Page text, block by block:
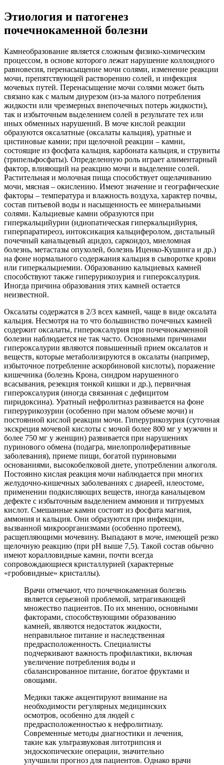
Этиология и патогенез
почечнокаменной болезни
Камнеобразование является сложным физико-химическим
процессом, в основе которого лежат нарушение коллоидного
равновесия, перенасыщение мочи солями, изменение реакции
мочи, препятствующей растворению солей, и инфекция
мочевых путей. Перенасыщение мочи солями может быть
связано как с малым диурезом (из-за малого потребления
жидкости или чрезмерных внепочечных потерь жидкости),
так и избыточным выделением солей в результате тех или
иных обменных нарушений. В моче кислой реакции
образуются оксалатные (оксалаты кальция), уратные и
цистиновые камни; при щелочной реакции – камни,
состоящие из фосфата кальция, карбоната кальция, и струвиты
(трипельфосфаты). Определенную роль играет алиментарный
фактор, влияющий на реакцию мочи и выделение солей.
Растительная и молочная пища способствует ощелачиванию
мочи, мясная – окислению. Имеют значение и географические
факторы – температура и влажность воздуха, характер почвы,
состав питьевой воды и насыщенность ее минеральными
солями. Кальциевые камни образуются при
гиперкальцийурии (идиопатическая гиперкальцийурия,
гиперпаратиреоз, интоксикация кальциферолом, дистальный
почечный канальцевый ацидоз, саркоидоз, миеломная
болезнь, метастазы опухолей, болезнь Иценко-Кушинга и др.)
на фоне нормального содержания кальция в сыворотке крови
или гиперкальциемии. Образованию кальциевых камней
способствуют также гиперурикозурия и гипероксалурия.
Иногда причина образования этих камней остается
неизвестной.
Оксалаты содержатся в 2/3 всех камней, чаще в виде оксалата
кальция. Несмотря на то что большинство почечных камней
содержит оксалаты, гипероксалурия при почечнокаменной
болезни наблюдается не так часто. Основными причинами
гипероксалурии являются повышенный прием оксалатов и
веществ, которые метаболизируются в оксалаты (например,
избыточное потребление аскорбиновой кислоты), поражение
кишечника (болезнь Крона, синдром нарушенного
всасывания, резекция тонкой кишки и др.), первичная
гипероксалурия (иногда связанная с дефицитом
пиридоксина). Уратный нефролитиаз развивается на фоне
гиперурикозурии (особенно при малом объеме мочи) и
постоянной кислой реакции мочи. Гиперурикозурия (суточная
экскреция мочевой кислоты с мочой более 800 мг у мужчин и
более 750 мг у женщин) развивается при нарушениях
пуринового обмена (подагра, миелопролиферативные
заболевания), приеме пищи, богатой пуриновыми
основаниями, высокобелковой диете, употреблении алкоголя.
Постоянно кислая реакция мочи наблюдается при многих
желудочно-кишечных заболеваниях с диареей, илеостоме,
применении подкисляющих веществ, иногда канальцевом
дефекте с избыточным выделением аммония и титруемых
кислот. Смешанные камни состоят из фосфата магния,
аммония и кальция. Они образуются при инфекции,
вызванной микроорганизмами (особенно протеем),
расщепляющими мочевину. Выпадают в моче, имеющей резко
щелочную реакцию (при рН выше 7,5). Такой состав обычно
имеют коралловидные камни, почти всегда
сопровождающиеся кристаллурией (характерные
«гробовидные» кристаллы).
Врачи отмечают, что почечнокаменная болезнь
является серьезной проблемой, затрагивающей
множество пациентов. По их мнению, основными
факторами, способствующими образованию
камней, являются недостаток жидкости,
неправильное питание и наследственная
предрасположенность. Специалисты
подчеркивают важность профилактики, включая
увеличение потребления воды и
сбалансированное питание, богатое фруктами и
овощами.
Медики также акцентируют внимание на
необходимости регулярных медицинских
осмотров, особенно для людей с
предрасположенностью к нефролитиазу.
Современные методы диагностики и лечения,
такие как ультразвуковая литотрипсия и
эндоскопические операции, значительно
улучшили прогноз для пациентов. Однако врачи